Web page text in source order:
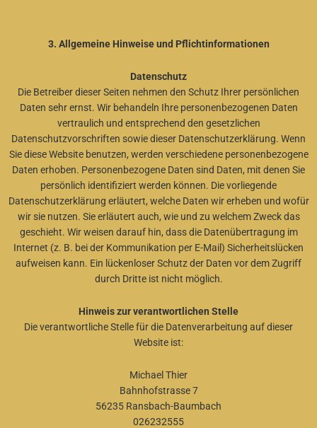
3. Allgemeine Hinweise und Pflichtinformationen
Datenschutz
Die Betreiber dieser Seiten nehmen den Schutz Ihrer persönlichen
Daten sehr ernst. Wir behandeln Ihre personenbezogenen Daten
vertraulich und entsprechend den gesetzlichen
Datenschutzvorschriften sowie dieser Datenschutzerklärung. Wenn
Sie diese Website benutzen, werden verschiedene personenbezogene
Daten erhoben. Personenbezogene Daten sind Daten, mit denen Sie
persönlich identifiziert werden können. Die vorliegende
Datenschutzerklärung erläutert, welche Daten wir erheben und wofür
wir sie nutzen. Sie erläutert auch, wie und zu welchem Zweck das
geschieht. Wir weisen darauf hin, dass die Datenübertragung im
Internet (z. B. bei der Kommunikation per E-Mail) Sicherheitslücken
aufweisen kann. Ein lückenloser Schutz der Daten vor dem Zugriff
durch Dritte ist nicht möglich.
Hinweis zur verantwortlichen Stelle
Die verantwortliche Stelle für die Datenverarbeitung auf dieser
Website ist:
Michael Thier
Bahnhofstrasse 7
56235 Ransbach-Baumbach
026232555